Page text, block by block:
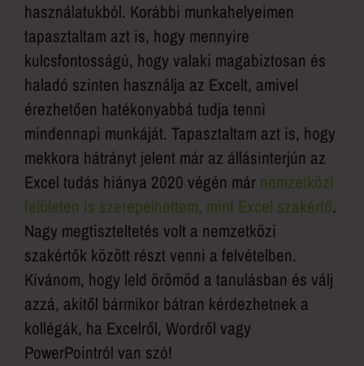
használatukból. Korábbi munkahelyeimen
tapasztaltam azt is, hogy mennyire
kulcsfontosságú, hogy valaki magabiztosan és
haladó szinten használja az Excelt, amivel
érezhetően hatékonyabbá tudja tenni
mindennapi munkáját. Tapasztaltam azt is, hogy
mekkora hátrányt jelent már az állásinterjún az
Excel tudás hiánya 2020 végén már nemzetközi
felületen is szerepelhettem, mint Excel szakértő.
Nagy megtiszteltetés volt a nemzetközi
szakértők között részt venni a felvételben.
Kívánom, hogy leld örömöd a tanulásban és válj
azzá, akitől bármikor bátran kérdezhetnek a
kollégák, ha Excelről, Wordről vagy
PowerPointról van szó!